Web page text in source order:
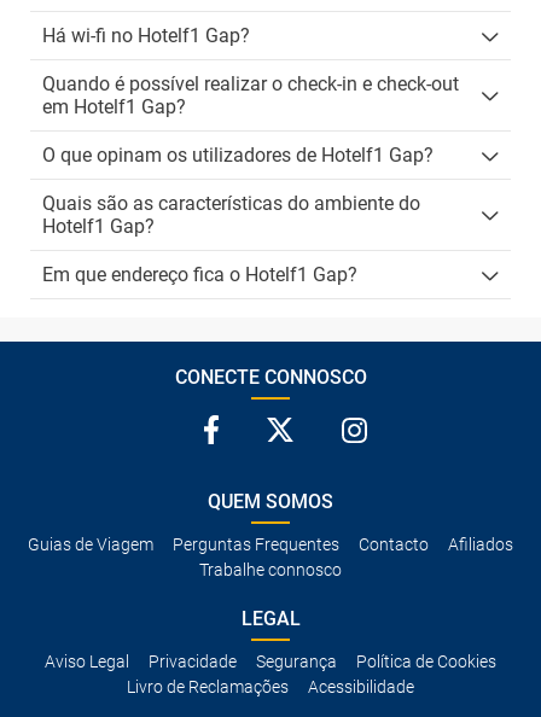
Há wi-fi no Hotelf1 Gap?
Quando é possível realizar o check-in e check-out
em Hotelf1 Gap?
O que opinam os utilizadores de Hotelf1 Gap?
Quais são as características do ambiente do
Hotelf1 Gap?
Em que endereço fica o Hotelf1 Gap?
CONECTE CONNOSCO
QUEM SOMOS
Guias de Viagem Perguntas Frequentes Contacto
Afiliados
Trabalhe connosco
LEGAL
Aviso Legal Privacidade Segurança
Política de Cookies
Livro de Reclamações
Acessibilidade